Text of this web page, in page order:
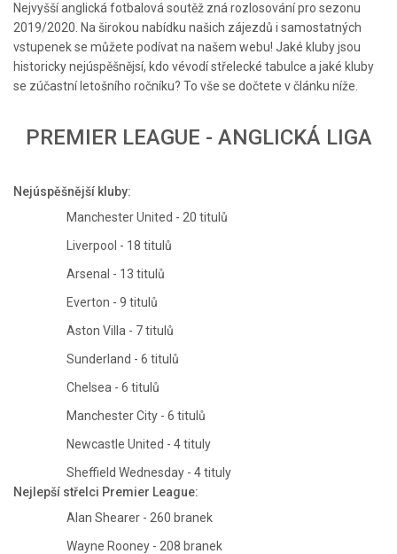
Nejvyšší anglická fotbalová soutěž zná rozlosování pro sezonu
2019/2020. Na širokou nabídku našich zájezdů i samostatných
vstupenek se můžete podívat na našem webu! Jaké kluby jsou
historicky nejúspěšnějsí, kdo vévodí střelecké tabulce a jaké kluby
se zúčastní letošního ročníku? To vše se dočtete v článku níže.
PREMIER LEAGUE - ANGLICKÁ LIGA
Nejúspěšnější kluby:
Manchester United - 20 titulů
Liverpool - 18 titulů
Arsenal - 13 titulů
Everton - 9 titulů
Aston Villa - 7 titulů
Sunderland - 6 titulů
Chelsea - 6 titulů
Manchester City - 6 titulů
Newcastle United - 4 tituly
Sheffield Wednesday - 4 tituly
Nejlepší střelci Premier League:
Alan Shearer - 260 branek
Wayne Rooney - 208 branek